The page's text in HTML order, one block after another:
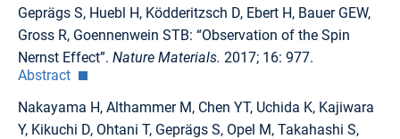
Geprägs S, Huebl H, Ködderitzsch D, Ebert H, Bauer GEW,
Gross R, Goennenwein STB: “Observation of the Spin
Nernst Effect”. Nature Materials. 2017; 16: 977.
Abstract
Nakayama H, Althammer M, Chen YT, Uchida K, Kajiwara
Y, Kikuchi D, Ohtani T, Geprägs S, Opel M, Takahashi S,